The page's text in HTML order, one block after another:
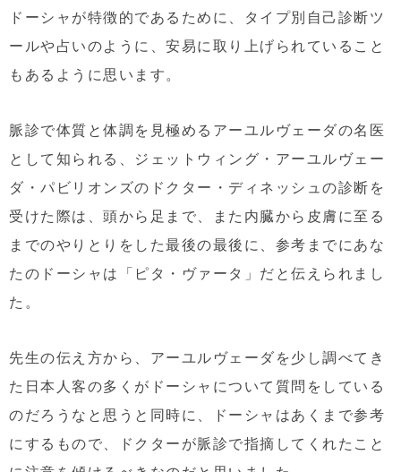
ドーシャが特徴的であるために、タイプ別自己診断ツ
ールや占いのように、安易に取り上げられていること
もあるように思います。
脈診で体質と体調を見極めるアーユルヴェーダの名医
として知られる、ジェットウィング・アーユルヴェー
ダ・パビリオンズのドクター・ディネッシュの診断を
受けた際は、頭から足まで、また内臓から皮膚に至る
までのやりとりをした最後の最後に、参考までにあな
たのドーシャは「ピタ・ヴァータ」だと伝えられまし
た。
先生の伝え方から、アーユルヴェーダを少し調べてき
た日本人客の多くがドーシャについて質問をしている
のだろうなと思うと同時に、ドーシャはあくまで参考
にするもので、ドクターが脈診で指摘してくれたこと